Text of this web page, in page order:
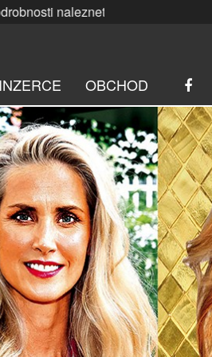
ZDE. | SRPNOVÁ
INZERCE OBCHOD